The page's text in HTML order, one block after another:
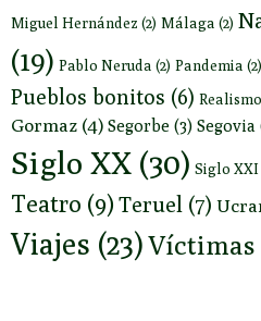
Miguel Hernández (2) Málaga (2)
(19) Pablo Neruda (2) Pandemia (2)
Pueblos bonitos (6)
Gormaz (4) Segorbe (3) Segovia
Siglo XX (30) Siglo XXI
Teatro (9) Teruel (7)
Viajes (23)Víctimas